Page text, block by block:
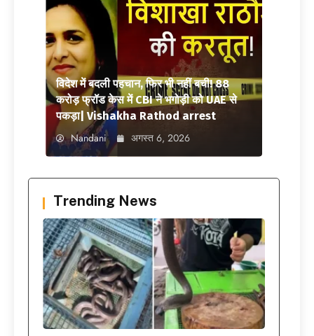
विदेश में बदली पहचान, फिर भी नहीं बची! 88
करोड़ फ्रॉड केस में CBI ने भगोड़ी को UAE से
पकड़ा| Vishakha Rathod arrest
Nandani अगस्त 6, 2026
Trending News